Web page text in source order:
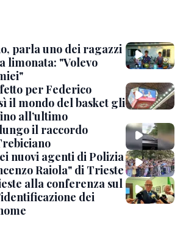
parla uno dei ragazzi
limonata: "Volevo
per Federico
il mondo del basket gli
all’ultimo
il raccordo
nuovi agenti di Polizia
Raiola" di Trieste
alla conferenza sul
dei